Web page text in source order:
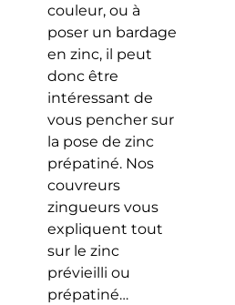
couleur, ou à
poser un bardage
en zinc, il peut
donc être
intéressant de
vous pencher sur
la pose de zinc
prépatiné. Nos
couvreurs
zingueurs vous
expliquent tout
sur le zinc
prévieilli ou
prépatiné…